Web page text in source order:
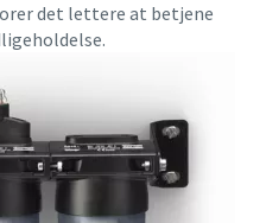
at vide om din
det lettere at betjene